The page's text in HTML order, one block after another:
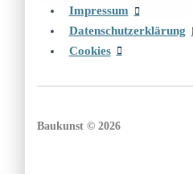
Impressum
Datenschutzerklärung
Cookies
Baukunst © 2026